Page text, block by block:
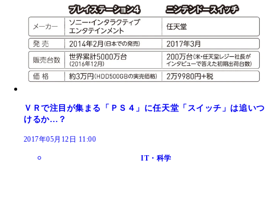
ＶＲで注目が集まる「ＰＳ４」に任天堂「スイッチ」は追いつ
けるか…？
2017年05月12日 11:00
IT・科学